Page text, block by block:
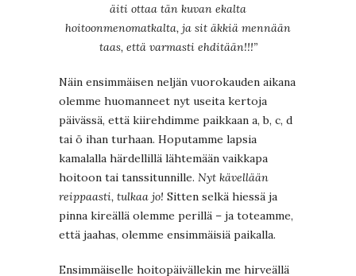
äiti ottaa tän kuvan ekalta
hoitoonmenomatkalta, ja sit äkkiä mennään
taas, että varmasti ehditään!!!”
Näin ensimmäisen neljän vuorokauden aikana
olemme huomanneet nyt useita kertoja
päivässä, että kiirehdimme paikkaan a, b, c, d
tai ö ihan turhaan. Hoputamme lapsia
kamalalla härdellillä lähtemään vaikkapa
hoitoon tai tanssitunnille. Nyt kävellään
reippaasti, tulkaa jo! Sitten selkä hiessä ja
pinna kireällä olemme perillä – ja toteamme,
että jaahas, olemme ensimmäisiä paikalla.
Ensimmäiselle hoitopäivällekin me hirveällä